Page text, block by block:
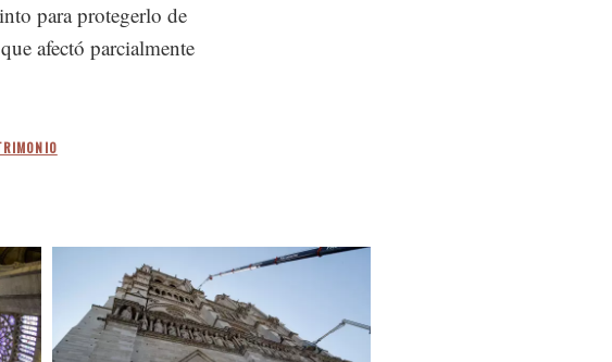
para protegerlo de
afectó parcialmente